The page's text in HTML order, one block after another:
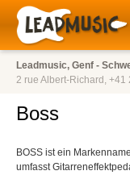
Leadmusic, Genf -
2 rue Albert-Richard, +41
Boss
BOSS ist ein
umfasst